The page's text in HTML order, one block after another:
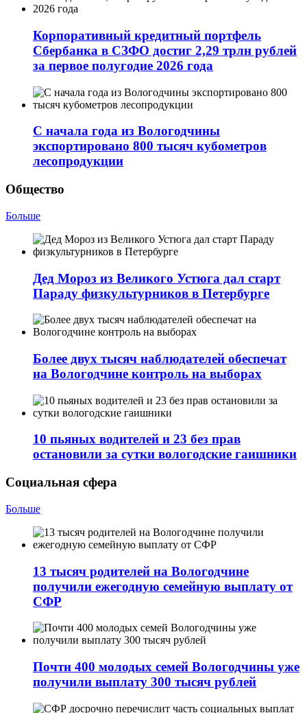
Корпоративный кредитный портфель
Сбербанка в СЗФО достиг 2,29 трлн рублей
за первое полугодие 2026 года
С начала года из Вологодчины
экспортировано 800 тысяч кубометров
лесопродукции
Общество
Больше
Дед Мороз из Великого Устюга дал старт
Параду физкультурников в Петербурге
Более двух тысяч наблюдателей обеспечат
на Вологодчине контроль на выборах
10 пьяных водителей и 23 без прав
остановили за сутки вологодские гаишники
Социальная сфера
Больше
13 тысяч родителей на Вологодчине
получили ежегодную семейную выплату от
СФР
Почти 400 молодых семей Вологодчины уже
получили выплату 300 тысяч рублей